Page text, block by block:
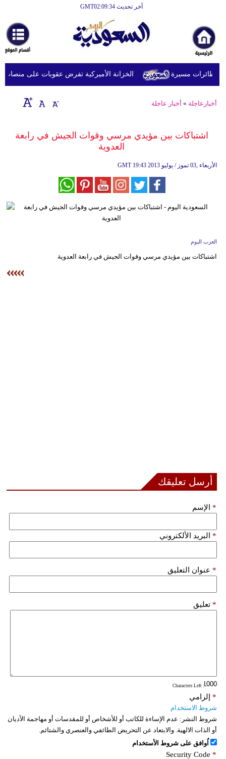
آخر تحديث GMT02:09:34
أخبارعاجلة
رياضة
ثقافة
إقتصاد
وموسيقى
أخبار
سيارات
الخزانة الأميركية تفرض عقوبات على منصات مسيرة
أخبارعاجلة » أخبار عاجلة
اشتباكات بين مؤيدي مرسي وقوات الجيش في رابعة
العدوية‏
GMT 19:43 2013 الأربعاء ,03 تموز / يوليو
العرب اليوم
اشتباكات بين مؤيدي مرسي وقوات الجيش في رابعة العدوية‏
أرسل تعليقك
الإسم *
البريد الألكتروني *
عنوان التعليق *
تعليق *
: Characters Left
إلزامي *
شروط الاستخدام
شروط النشر: عدم الإساءة للكاتب أو للأشخاص أو للمقدسات أو مهاجمة الأديان
أو الذات الالهية. والابتعاد عن التحريض الطائفي والعنصري والشتائم.
اُوافق على شروط الأستخدام
Security Code *